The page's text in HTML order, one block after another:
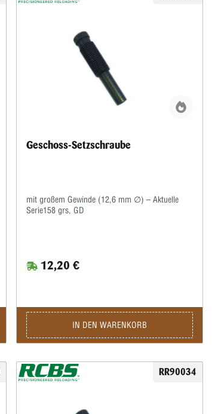
Geschoss-Setzschraube
mit großem Gewinde (12,6 mm ∅) – Aktuelle
Serie158 grs, GD
12,20 €
IN DEN WARENKORB
RR90034